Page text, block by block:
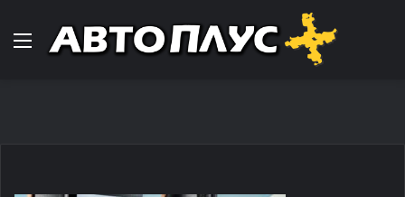
Навигација